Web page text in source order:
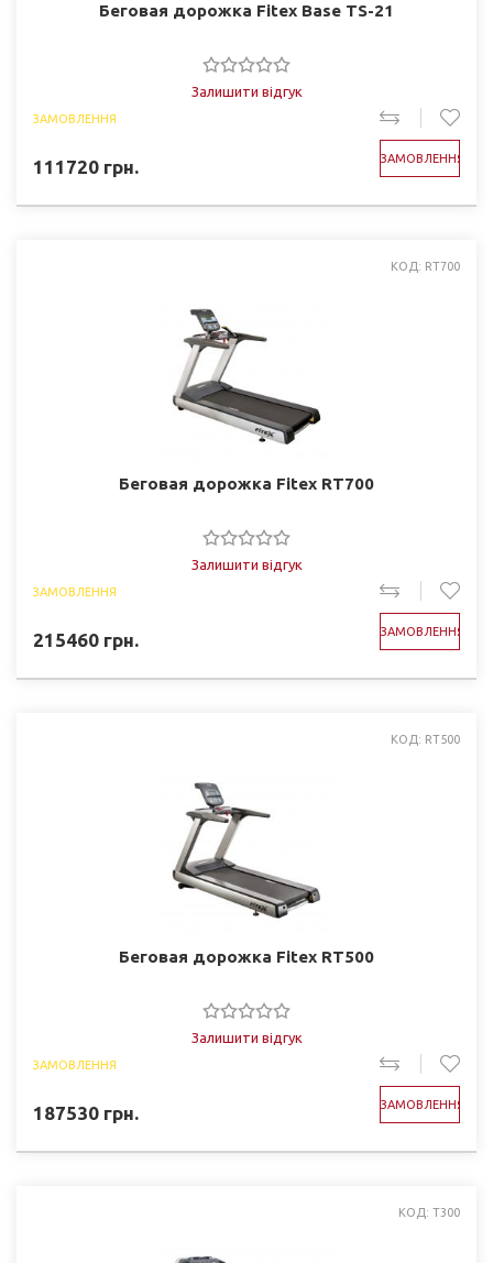
Беговая дорожка Fitex Base TS-21
Залишити відгук
ЗАМОВЛЕННЯ
111720 грн. ЗАМОВЛЕННЯ
КОД: RT700
Беговая дорожка Fitex RT700
Залишити відгук
ЗАМОВЛЕННЯ
215460 грн. ЗАМОВЛЕННЯ
КОД: RT500
Беговая дорожка Fitex RT500
Залишити відгук
ЗАМОВЛЕННЯ
187530 грн. ЗАМОВЛЕННЯ
КОД: T300